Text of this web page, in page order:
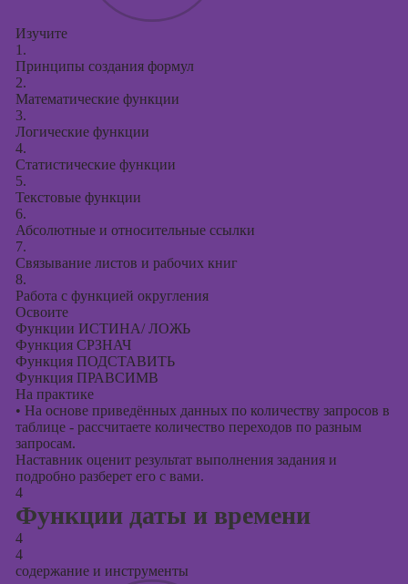
Изучите
1.
Принципы создания формул
2.
Математические функции
3.
Логические функции
4.
Статистические функции
5.
Текстовые функции
6.
Абсолютные и относительные ссылки
7.
Связывание листов и рабочих книг
8.
Работа с функцией округления
Освоите
Функции ИСТИНА/ ЛОЖЬ
Функция СРЗНАЧ
Функция ПОДСТАВИТЬ
Функция ПРАВСИМВ
На практике
• На основе приведённых данных по количеству запросов в
таблице - рассчитаете количество переходов по разным
запросам.
Наставник оценит результат выполнения задания и
подробно разберет его с вами.
4
Функции даты и времени
4
4
содержание и инструменты